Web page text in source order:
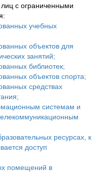
с ограниченными
учебных
объектов для
занятий;
библиотек;
объектов спорта;
средствах
системам и
ресурсах, к
доступ
помещений в